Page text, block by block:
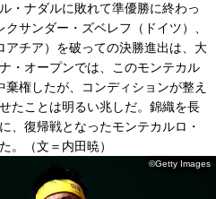
・ナダルに敗れて準優勝に終わっ
サンダー・ズベレフ（ドイツ）、
アチア）を破っての決勝進出は、大
・オープンでは、このモンテカル
権したが、コンディションが整え
たことは明るい兆しだ。錦織を長
、復帰戦となったモンテカルロ・
。（文＝内田暁）
©Getty Images